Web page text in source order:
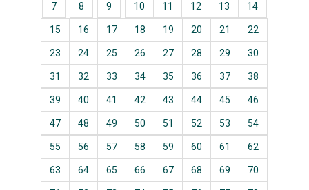
7 8 9 10 11 12 13 14
15 16 17 18 19 20 21 22
23 24 25 26 27 28 29 30
31 32 33 34 35 36 37 38
39 40 41 42 43 44 45 46
47 48 49 50 51 52 53 54
55 56 57 58 59 60 61 62
63 64 65 66 67 68 69 70